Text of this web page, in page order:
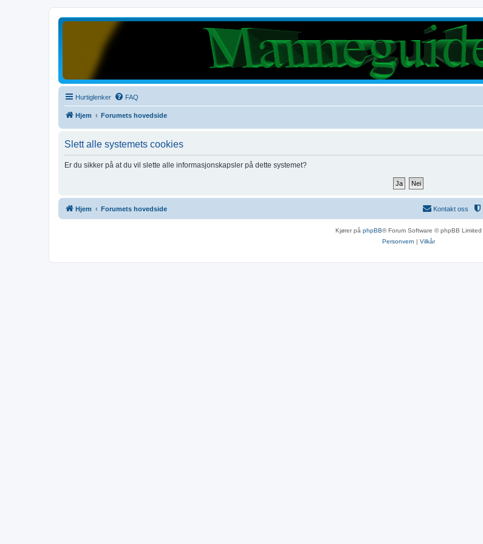
Hurtiglenker FAQ
Hjem Forumets hovedside
Slett alle systemets cookies
Er du sikker på at du vil slette alle informasjonskapsler på dette systemet?
Hjem Forumets hovedside Kontakt oss
Kjører på phpBB® Forum Software © phpBB Limited
Personvern | Vilkår